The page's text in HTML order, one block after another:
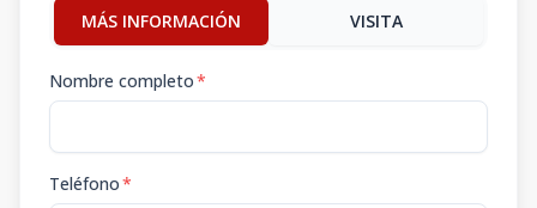
MÁS INFORMACIÓN VISITA
Nombre completo*
Teléfono*